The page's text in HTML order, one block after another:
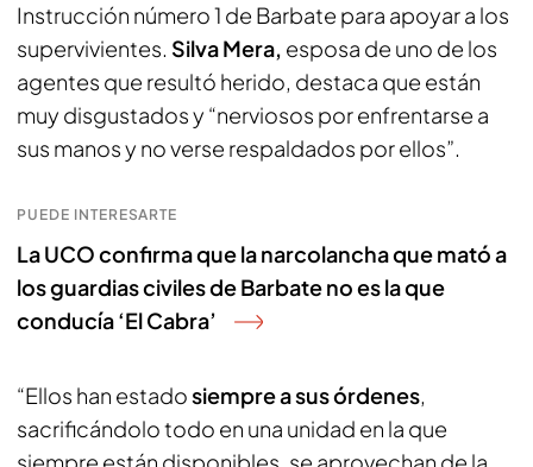
Instrucción número 1 de Barbate para apoyar a los
supervivientes. Silva Mera, esposa de uno de los
agentes que resultó herido, destaca que están
muy disgustados y “nerviosos por enfrentarse a
sus manos y no verse respaldados por ellos”.
PUEDE INTERESARTE
La UCO confirma que la narcolancha que mató a
los guardias civiles de Barbate no es la que
conducía ‘El Cabra’
“Ellos han estadosiempre a sus órdenes,
sacrificándolo todo en una unidad en la que